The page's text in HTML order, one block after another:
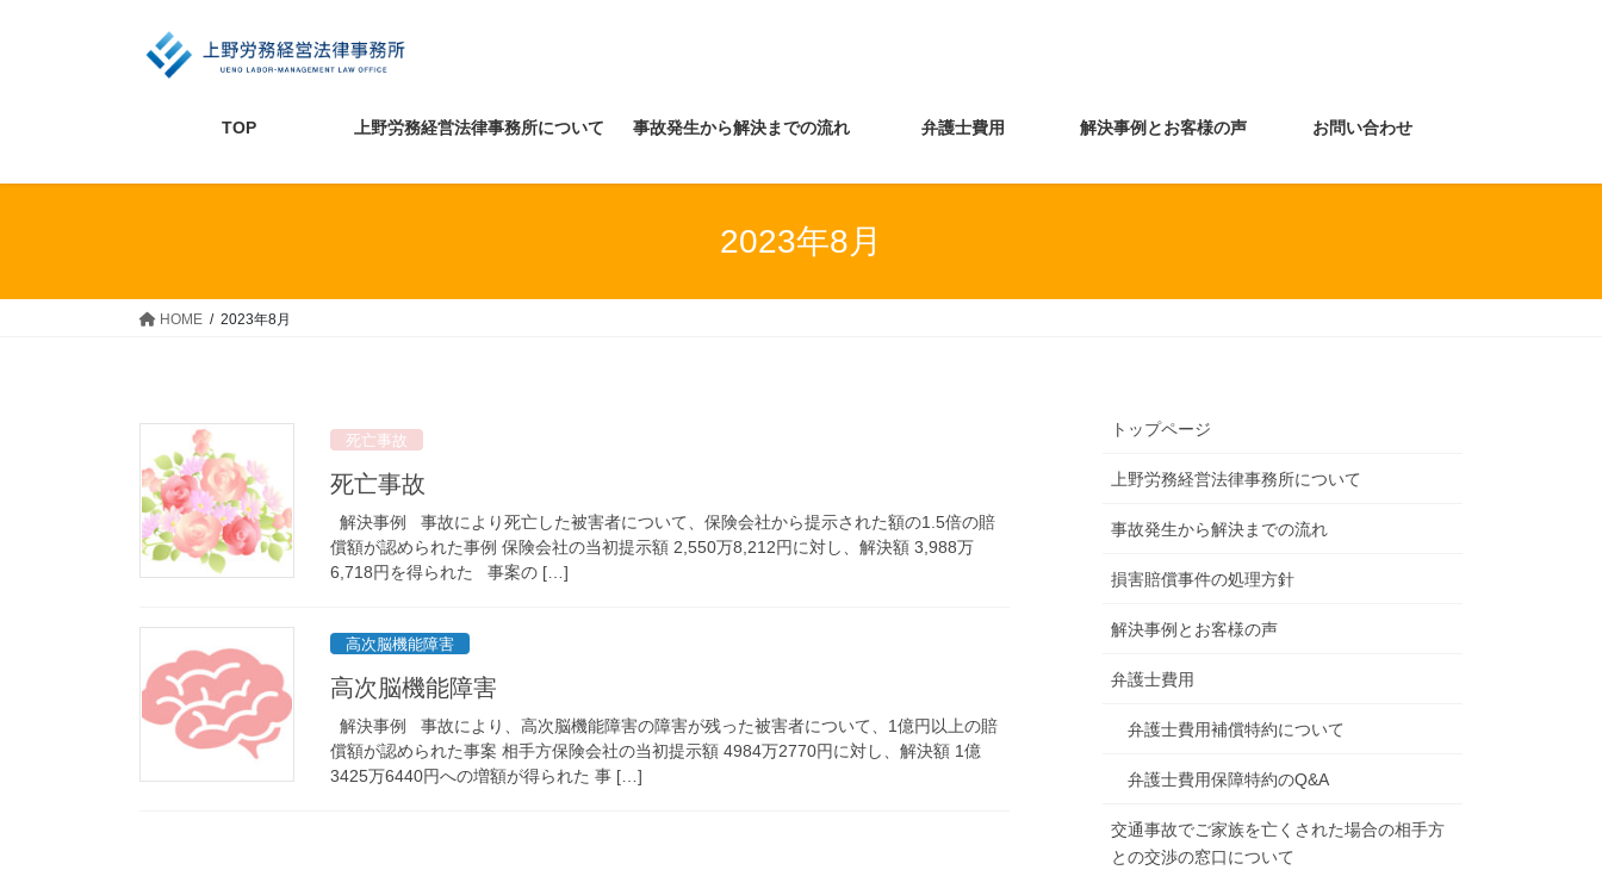
ス
ン
TOP 上野労務経営法律事務所について 事故発生から解決までの流れ 弁護士費用 解決事例とお客様の声 お問い合わせ
2023年8月
HOME 2023年8月
死亡事故
死亡事故
解決事例 事故により死亡した被害者について、保険会社から提示された額の1.5倍の賠
償額が認められた事例 保険会社の当初提示額 2,550万8,212円に対し、解決額 3,988万
6,718円を得られた 事案の […]
高次脳機能障害
高次脳機能障害
解決事例 事故により、高次脳機能障害の障害が残った被害者について、1億円以上の賠
償額が認められた事案 相手方保険会社の当初提示額 4984万2770円に対し、解決額 1億
3425万6440円への増額が得られた 事 […]
トップページ
上野労務経営法律事務所について
事故発生から解決までの流れ
損害賠償事件の処理方針
解決事例とお客様の声
弁護士費用
弁護士費用補償特約について
弁護士費用保障特約のQ&A
交通事故でご家族を亡くされた場合の相手方
との交渉の窓口について